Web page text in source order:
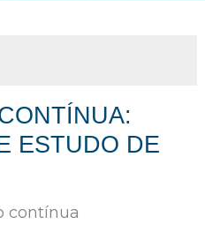
ESTUDO DE
contínua